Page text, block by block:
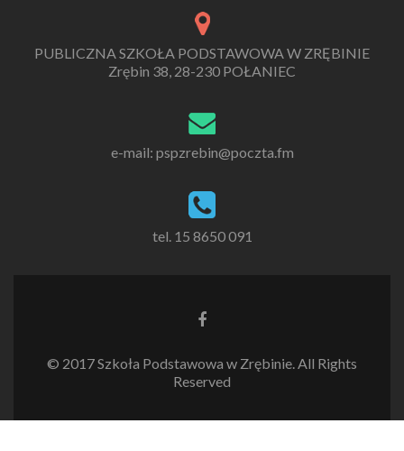
PUBLICZNA SZKOŁA PODSTAWOWA W ZRĘBINIE
Zrębin 38, 28-230 POŁANIEC
e-mail: pspzrebin@poczta.fm
tel. 15 8650 091
Link
© 2017 Szkoła Podstawowa w Zrębinie. All Rights
Reserved